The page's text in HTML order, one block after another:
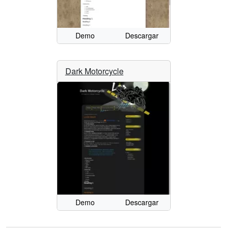
Demo Descargar
Dark Motorcycle
Demo Descargar